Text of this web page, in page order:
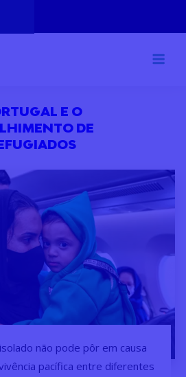
E O
DE
não pode pôr em causa
pacífica entre diferentes